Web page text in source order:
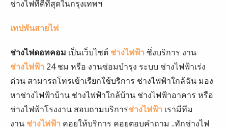
ช่างไฟที่ดีที่สุดในกรุงเทพฯ
เทปพันสายไฟ
ช่างไฟดอทคอม เป็นเว็บไซต์ ช่างไฟฟ้า ซึ่งบริการ งาน
ช่างไฟฟ้า 24 ชม หรือ งานซ่อมบำรุง ระบบ ช่างไฟฟ้าเร่ง
ด่วน สามารถโทรเข้าเรียกใช้บริการ ช่างไฟฟ้าใกล้ฉัน มอง
หาช่างไฟฟ้าบ้าน ช่างไฟฟ้าใกล้บ้าน ช่างไฟฟ้าอาคาร หรือ
ช่างไฟฟ้าโรงงาน สอบถามบริการช่างไฟฟ้า เรามีทีม
งาน ช่างไฟฟ้า คอยให้บริการ คอยตอบคำถาม ..ทักช่างไฟ